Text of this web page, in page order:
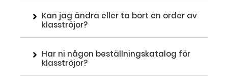
Kan jag ändra eller ta bort en order av
klasströjor?
Har ni någon beställningskatalog för
klasströjor?